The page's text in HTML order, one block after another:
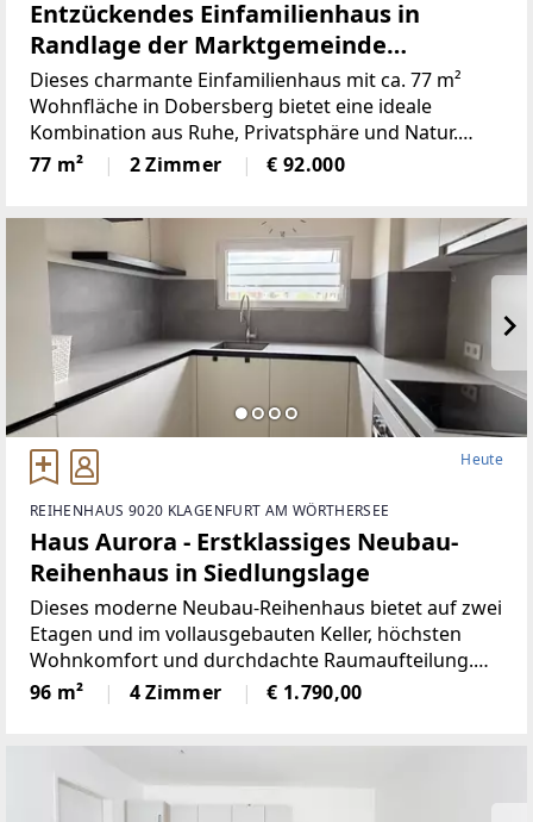
Entzückendes Einfamilienhaus in
Randlage der Marktgemeinde
Dobersberg mit Rehen als Nachbarn
Dieses charmante Einfamilienhaus mit ca. 77 m²
Wohnfläche in Dobersberg bietet eine ideale
Kombination aus Ruhe, Privatsphäre und Natur.
Umgeben von viel Grün und mit nur einem direkten
Nachbarn genießen Sie hier ein hohes Maß an
77 m² 2 Zimmer € 92.000
Heute
REIHENHAUS 9020 KLAGENFURT AM WÖRTHERSEE
Haus Aurora - Erstklassiges Neubau-
Reihenhaus in Siedlungslage
Dieses moderne Neubau-Reihenhaus bietet auf zwei
Etagen und im vollausgebauten Keller, höchsten
Wohnkomfort und durchdachte Raumaufteilung.
Das Herzstück des Hauses ist das großzügige
Erdgeschoss, welches sich durch offene und
96 m² 4 Zimmer € 1.790,00